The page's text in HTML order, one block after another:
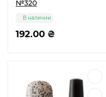
№320
192.00 ₴
В наличии